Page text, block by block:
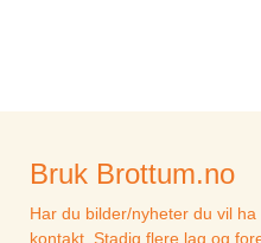
Bruk Brottum.no
Har du bilder/nyheter du vil
kontakt. Stadig flere lag og